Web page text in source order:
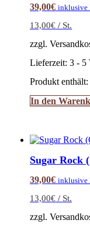
39,00€ inklusive
13,00€ / St.
zzgl.
Lieferzeit:3 - 5
Produkt enthält:
In den
Sugar Rock
39,00€ inklusive
13,00€ / St.
zzgl.